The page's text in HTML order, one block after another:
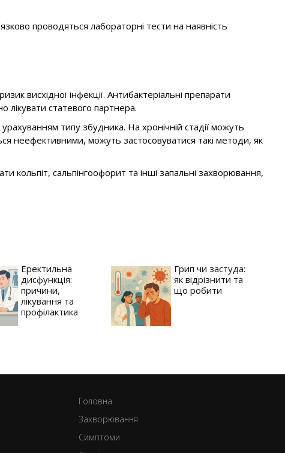
проводяться лабораторні тести на наявність
висхідної інфекції. Антибактеріальні препарати
лікувати статевого партнера.
типу збудника. На хронічній стадії можуть
неефективними, можуть застосовуватися такі методи, як
кольпіт, сальпінгоофорит та інші запальні захворювання,
Еректильна
дисфункція:
причини,
лікування та
профілактика
Грип чи застуда:
як відрізнити та
що робити
Головна
Захворювання
Симптоми